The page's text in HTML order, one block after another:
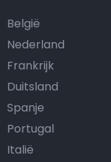
België
Nederland
Frankrijk
Duitsland
Spanje
Portugal
Italië